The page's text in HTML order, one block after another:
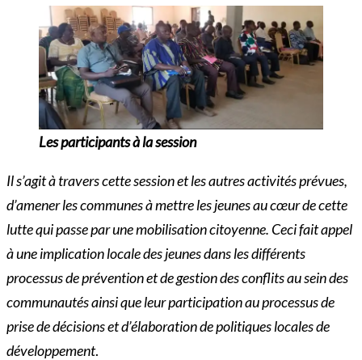
Les participants à la session
Il s’agit à travers cette session et les autres activités prévues,
d’amener les communes à mettre les jeunes au cœur de cette
lutte qui passe par une mobilisation citoyenne. Ceci fait appel
à une implication locale des jeunes dans les différents
processus de prévention et de gestion des conflits au sein des
communautés ainsi que leur participation au processus de
prise de décisions et d’élaboration de politiques locales de
développement.